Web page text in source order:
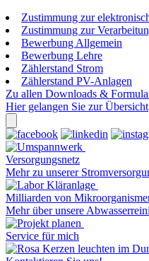
Zustimmung zur
Zustimmung zur
Bewerbung Allgemein
Bewerbung Lehre
Zählerstand Strom
Zählerstand PV-Anlagen
Zu allen Downloads &
Hier gelangen Sie zur Übersicht
Versorgungsnetz
Mehr zu unserer
Milliarden von
Mehr über unsere
Service für mich